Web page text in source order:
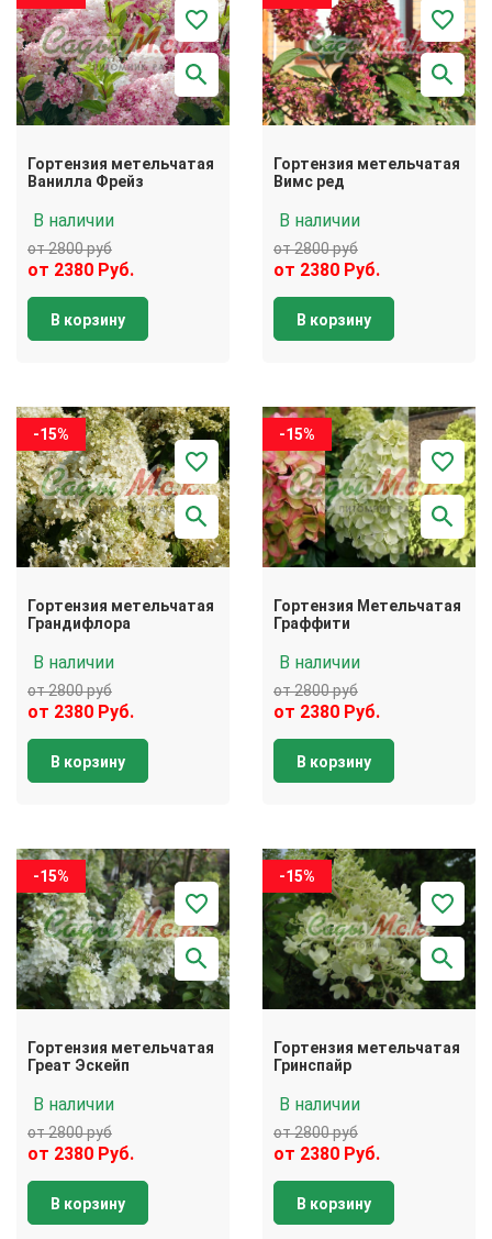
Гортензия метельчатая
Ванилла Фрейз
В наличии
от 2800 руб
от 2380 Руб.
В корзину
Гортензия метельчатая
Вимс ред
В наличии
от 2800 руб
от 2380 Руб.
В корзину
-15%
Гортензия метельчатая
Грандифлора
В наличии
от 2800 руб
от 2380 Руб.
В корзину
-15%
Гортензия Метельчатая
Граффити
В наличии
от 2800 руб
от 2380 Руб.
В корзину
-15%
Гортензия метельчатая
Греат Эскейп
В наличии
от 2800 руб
от 2380 Руб.
В корзину
-15%
Гортензия метельчатая
Гринспайр
В наличии
от 2800 руб
от 2380 Руб.
В корзину